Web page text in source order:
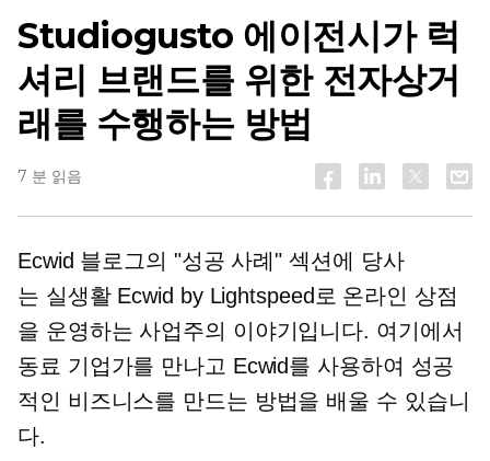
Studiogusto 에이전시가 럭
셔리 브랜드를 위한 전자상거
래를 수행하는 방법
7 분 읽음
Ecwid 블로그의 "성공 사례" 섹션에 당사
는 실생활Ecwid by Lightspeed로 온라인 상점
을 운영하는 사업주의 이야기입니다. 여기에서
동료 기업가를 만나고 Ecwid를 사용하여 성공
적인 비즈니스를 만드는 방법을 배울 수 있습니
다.